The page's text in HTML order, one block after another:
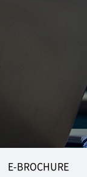
E-BROCHURE